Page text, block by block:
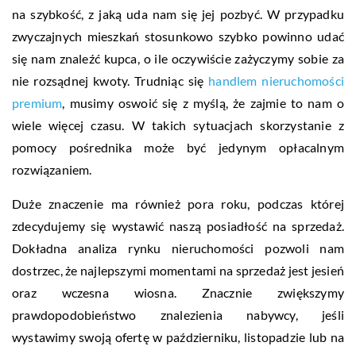
na szybkość, z jaką uda nam się jej pozbyć. W przypadku
zwyczajnych mieszkań stosunkowo szybko powinno udać
się nam znaleźć kupca, o ile oczywiście zażyczymy sobie za
nie rozsądnej kwoty. Trudniąc się handlem nieruchomości
premium, musimy oswoić się z myślą, że zajmie to nam o
wiele więcej czasu. W takich sytuacjach skorzystanie z
pomocy pośrednika może być jedynym opłacalnym
rozwiązaniem.
Duże znaczenie ma również pora roku, podczas której
zdecydujemy się wystawić naszą posiadłość na sprzedaż.
Dokładna analiza rynku nieruchomości pozwoli nam
dostrzec, że najlepszymi momentami na sprzedaż jest jesień
oraz wczesna wiosna. Znacznie zwiększymy
prawdopodobieństwo znalezienia nabywcy, jeśli
wystawimy swoją ofertę w październiku, listopadzie lub na